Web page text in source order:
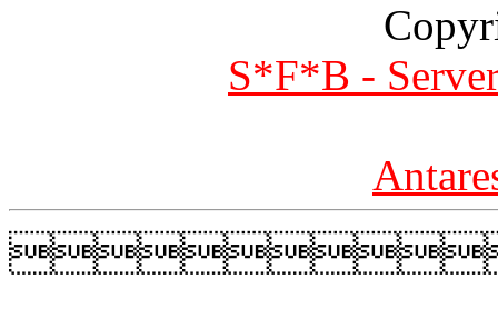
S*F*B -